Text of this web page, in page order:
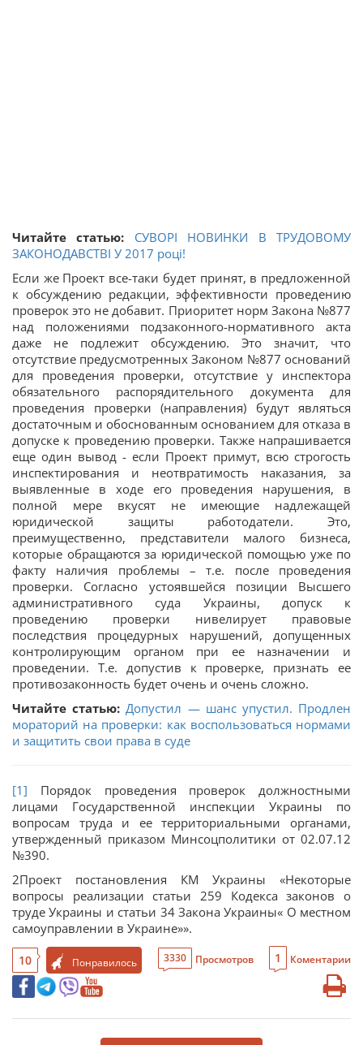
Читайте статью:
СУВОРІ НОВИНКИ В ТРУДОВОМУ
ЗАКОНОДАВСТВІ У 2017 році!
Если же Проект все-таки будет принят, в предложенной
к обсуждению редакции, эффективности проведению
проверок это не добавит. Приоритет норм Закона №877
над положениями подзаконного-нормативного акта
даже не подлежит обсуждению. Это значит, что
отсутствие предусмотренных Законом №877 оснований
для проведения проверки, отсутствие у инспектора
обязательного распорядительного документа для
проведения проверки (направления) будут являться
достаточным и обоснованным основанием для отказа в
допуске к проведению проверки. Также напрашивается
еще один вывод - если Проект примут, всю строгость
инспектирования и неотвратимость наказания, за
выявленные в ходе его проведения нарушения, в
полной мере вкусят не имеющие надлежащей
юридической защиты работодатели. Это,
преимущественно, представители малого бизнеса,
которые обращаются за юридической помощью уже по
факту наличия проблемы – т.е. после проведения
проверки. Согласно устоявшейся позиции Высшего
административного суда Украины, допуск к
проведению проверки нивелирует правовые
последствия процедурных нарушений, допущенных
контролирующим органом при ее назначении и
проведении. Т.е. допустив к проверке, признать ее
противозаконность будет очень и очень сложно.
Читайте статью: Допустил — шанс упустил. Продлен
мораторий на проверки: как воспользоваться нормами
и защитить свои права в суде
[1] Порядок проведения проверок должностными
лицами Государственной инспекции Украины по
вопросам труда и ее территориальными органами,
утвержденный приказом Минсоцполитики от 02.07.12
№390.
2Проект постановления КМ Украины «Некоторые
вопросы реализации статьи 259 Кодекса законов о
труде Украины и статьи 34 Закона Украины« О местном
самоуправлении в Украине»».
10 Понравилось 3330 Просмотров 1 Коментарии